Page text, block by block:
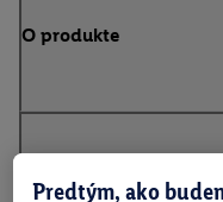
O produkte
Predtým, ako